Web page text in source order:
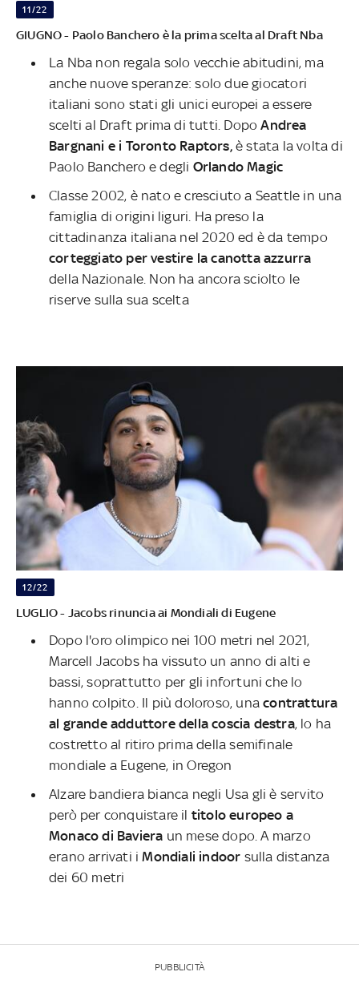
11/22
GIUGNO - Paolo Banchero è la prima scelta al Draft Nba
La Nba non regala solo vecchie abitudini, ma
anche nuove speranze: solo due giocatori
italiani sono stati gli unici europei a essere
scelti al Draft prima di tutti. DopoAndrea
Bargnani e i Toronto Raptors,è stata la volta di
Paolo Banchero e degli Orlando Magic
Classe 2002, è nato e cresciuto a Seattle in una
famiglia di origini liguri. Ha preso la
cittadinanza italiana nel 2020 ed è da tempo
corteggiato per vestire la canotta azzurra
della Nazionale. Non ha ancora sciolto le
riserve sulla sua scelta
12/22
LUGLIO - Jacobs rinuncia ai Mondiali di Eugene
Dopo l'oro olimpico nei 100 metri nel 2021,
Marcell Jacobs ha vissuto un anno di alti e
bassi, soprattutto per gli infortuni che lo
hanno colpito. Il più doloroso, una contrattura
al grande adduttore della coscia destra, lo ha
costretto al ritiro prima della semifinale
mondiale a Eugene, in Oregon
Alzare bandiera bianca negli Usa gli è servito
però per conquistare il titolo europeo a
Monaco di Baviera un mese dopo. A marzo
erano arrivati iMondiali indoor sulla distanza
dei 60 metri
PUBBLICITÀ